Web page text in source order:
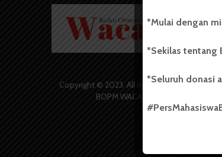
Copyright © 2023. All rights reserved
BOPM WACANA.
*Mulai dengan
*Sekilas tentang
*Seluruh donasi